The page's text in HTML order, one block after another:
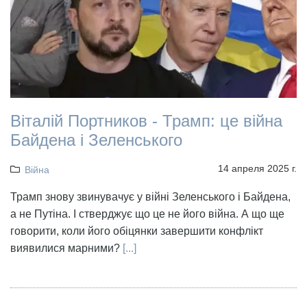
Віталій Портников - Трамп: це війна
Байдена і Зеленського
Війна 14 апреля 2025 г.
Трамп знову звинувачує у війні Зеленського і Байдена,
а не Путіна. І стверджує що це не його війна. А що ще
говорити, коли його обіцянки завершити конфлікт
виявилися марними? [...]